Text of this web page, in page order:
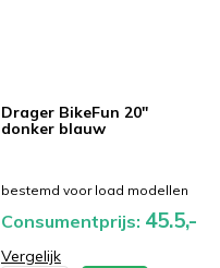
Drager BikeFun 20"
donker blauw
bestemd voor load modellen
Consumentprijs: 45.5,-
Vergelijk